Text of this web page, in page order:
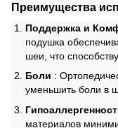
Преимущества
Поддержка и
подушка
шеи, что
Боли :
уменьшить боли в
материалов